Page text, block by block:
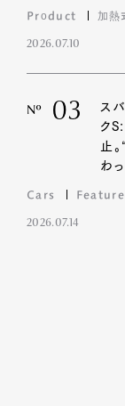
Product 加熱
2026.07.10
Nº 03
ス
ク
止
わ
Cars
2026.07.14